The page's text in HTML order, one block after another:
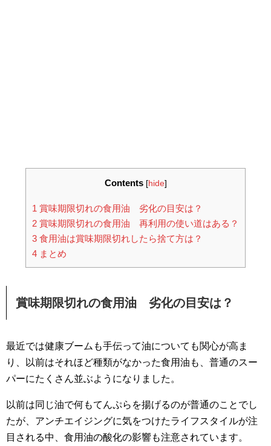
Contents [hide]
1 賞味期限切れの食用油 劣化の目安は？
2 賞味期限切れの食用油 再利用の使い道はある？
3 食用油は賞味期限切れしたら捨て方は？
4 まとめ
賞味期限切れの食用油 劣化の目安は？
最近では健康ブームも手伝って油についても関心が高ま
り、以前はそれほど種類がなかった食用油も、普通のスー
パーにたくさん並ぶようになりました。
以前は同じ油で何もてんぷらを揚げるのが普通のことでし
たが、アンチエイジングに気をつけたライフスタイルが注
目される中、食用油の酸化の影響も注意されています。